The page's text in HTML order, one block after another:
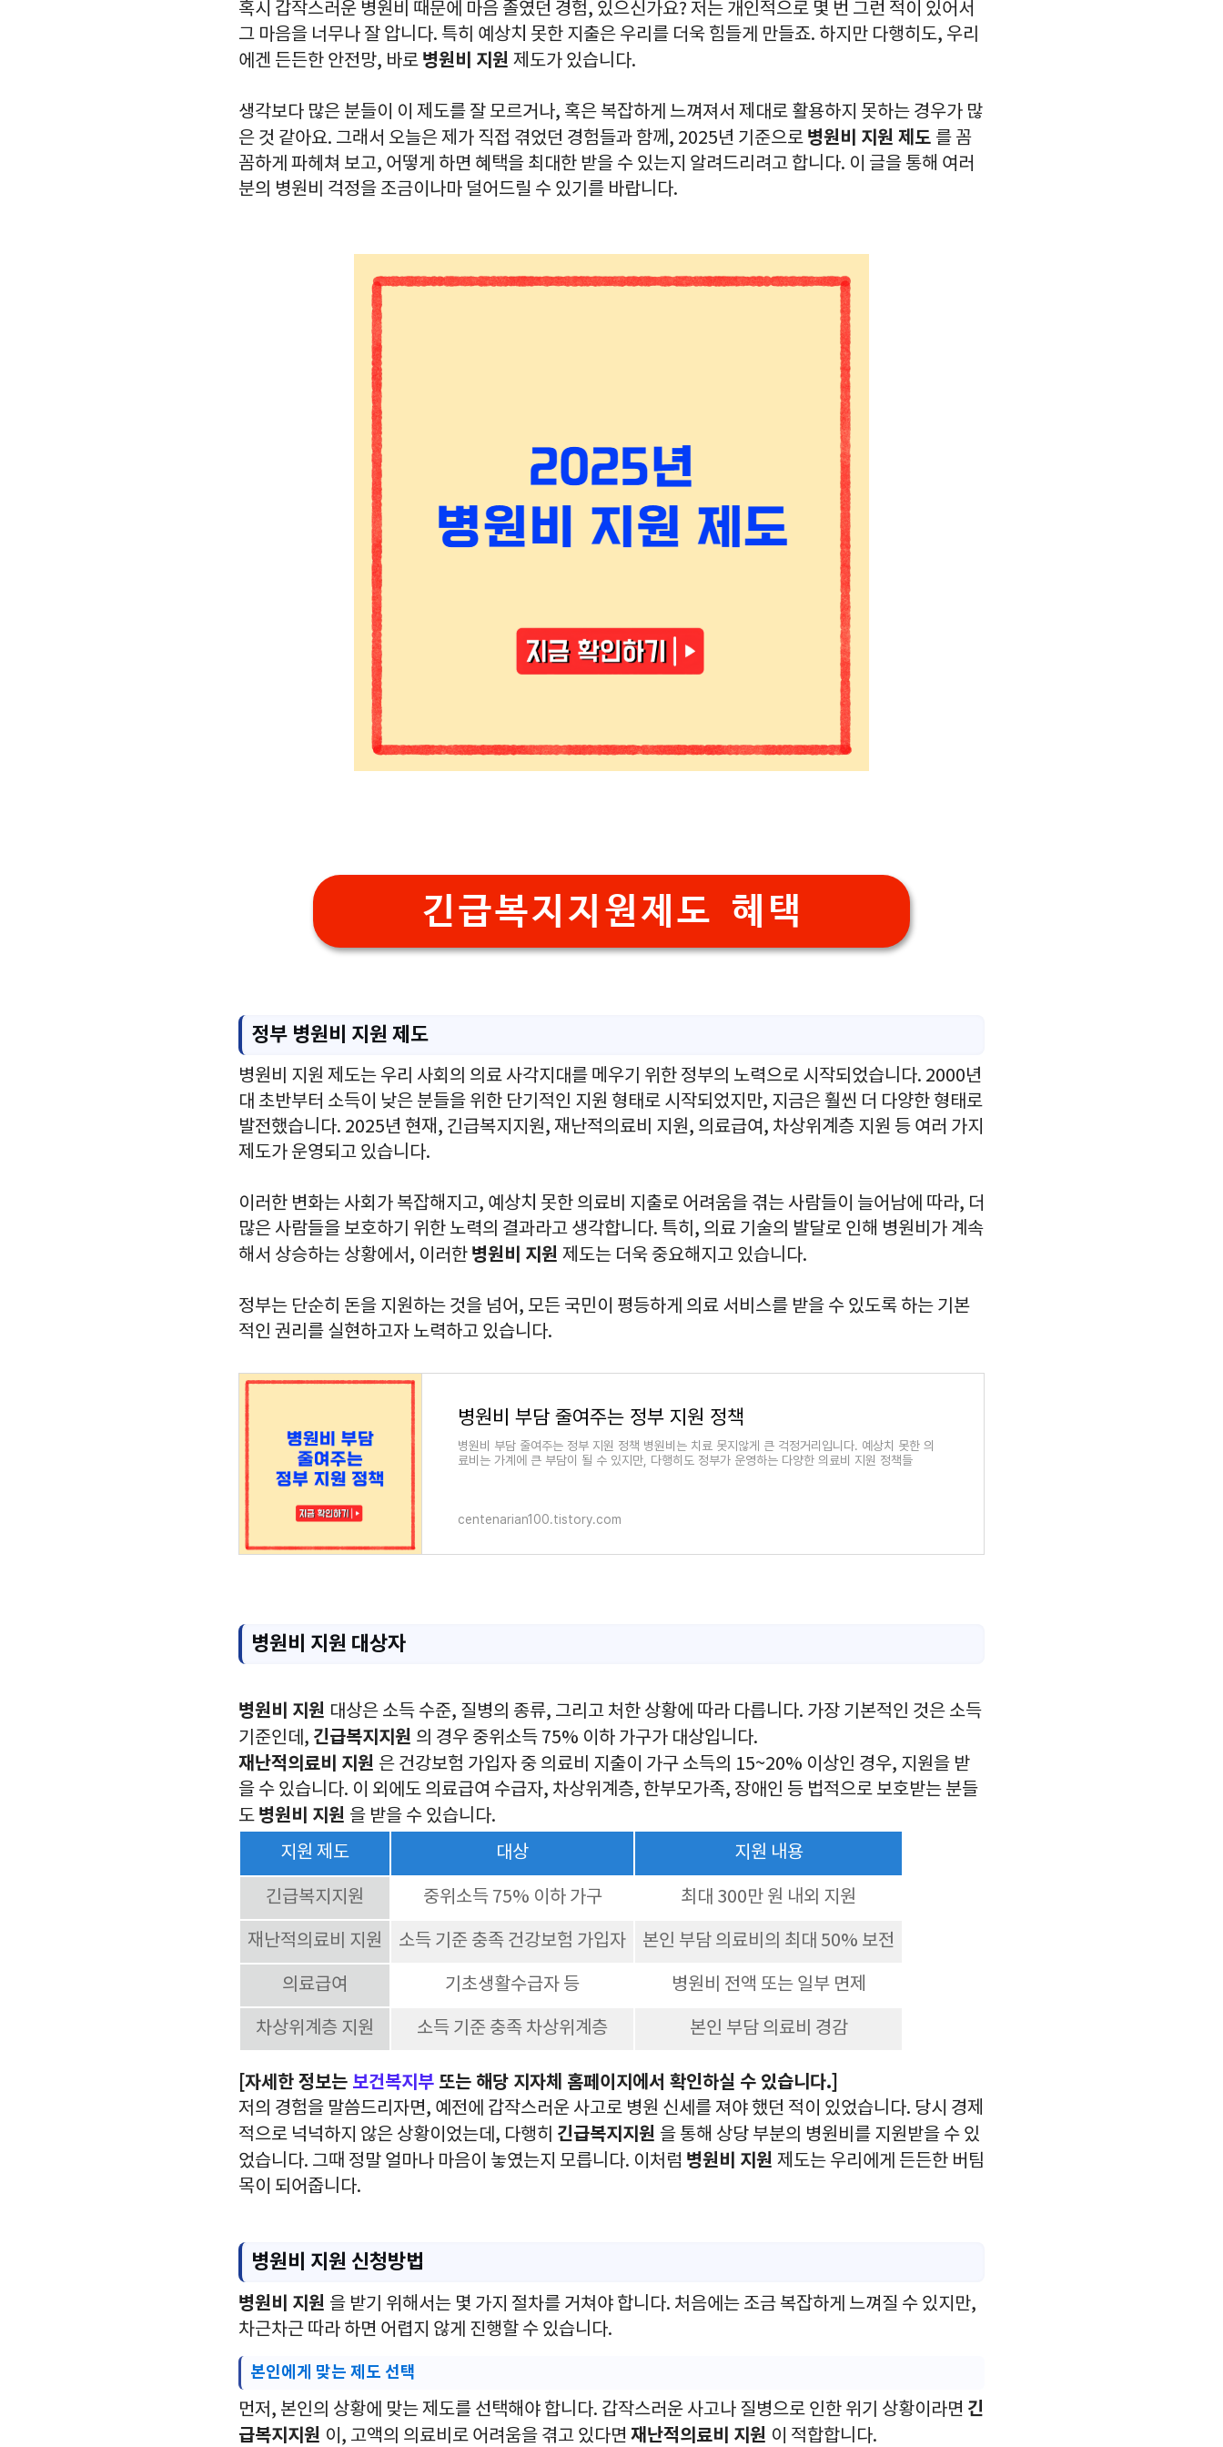
혹시 갑작스러운 병원비 때문에 마음 졸였던 경험, 있으신가요? 저는 개인적으로 몇 번 그런 적이 있어서
그 마음을 너무나 잘 압니다. 특히 예상치 못한 지출은 우리를 더욱 힘들게 만들죠. 하지만 다행히도, 우리
에겐 든든한 안전망, 바로 병원비 지원 제도가 있습니다.
생각보다 많은 분들이 이 제도를 잘 모르거나, 혹은 복잡하게 느껴져서 제대로 활용하지 못하는 경우가 많
은 것 같아요. 그래서 오늘은 제가 직접 겪었던 경험들과 함께, 2025년 기준으로 병원비 지원 제도 를 꼼
꼼하게 파헤쳐 보고, 어떻게 하면 혜택을 최대한 받을 수 있는지 알려드리려고 합니다. 이 글을 통해 여러
분의 병원비 걱정을 조금이나마 덜어드릴 수 있기를 바랍니다.
긴급복지지원제도 혜택
정부 병원비 지원 제도
병원비 지원 제도는 우리 사회의 의료 사각지대를 메우기 위한 정부의 노력으로 시작되었습니다. 2000년
대 초반부터 소득이 낮은 분들을 위한 단기적인 지원 형태로 시작되었지만, 지금은 훨씬 더 다양한 형태로
발전했습니다. 2025년 현재, 긴급복지지원, 재난적의료비 지원, 의료급여, 차상위계층 지원 등 여러 가지
제도가 운영되고 있습니다.
이러한 변화는 사회가 복잡해지고, 예상치 못한 의료비 지출로 어려움을 겪는 사람들이 늘어남에 따라, 더
많은 사람들을 보호하기 위한 노력의 결과라고 생각합니다. 특히, 의료 기술의 발달로 인해 병원비가 계속
해서 상승하는 상황에서, 이러한 병원비 지원 제도는 더욱 중요해지고 있습니다.
정부는 단순히 돈을 지원하는 것을 넘어, 모든 국민이 평등하게 의료 서비스를 받을 수 있도록 하는 기본
적인 권리를 실현하고자 노력하고 있습니다.
병원비 부담 줄여주는 정부 지원 정책
병원비 부담 줄여주는 정부 지원 정책 병원비는 치료 못지않게 큰 걱정거리입니다. 예상치 못한 의
료비는 가계에 큰 부담이 될 수 있지만, 다행히도 정부가 운영하는 다양한 의료비 지원 정책들
centenarian100.tistory.com
병원비 지원 대상자
병원비 지원 대상은 소득 수준, 질병의 종류, 그리고 처한 상황에 따라 다릅니다. 가장 기본적인 것은 소득
기준인데, 긴급복지지원 의 경우 중위소득 75% 이하 가구가 대상입니다.
재난적의료비 지원 은 건강보험 가입자 중 의료비 지출이 가구 소득의 15~20% 이상인 경우, 지원을 받
을 수 있습니다. 이 외에도 의료급여 수급자, 차상위계층, 한부모가족, 장애인 등 법적으로 보호받는 분들
도 병원비 지원 을 받을 수 있습니다.
지원 제도
대상 지원 내용
긴급복지지원 중위소득 75% 이하 가구 최대 300만 원 내외 지원
재난적의료비 지원 소득 기준 충족 건강보험 가입자 본인 부담 의료비의 최대 50% 보전
의료급여 기초생활수급자 등 병원비 전액 또는 일부 면제
차상위계층 지원 소득 기준 충족 차상위계층 본인 부담 의료비 경감
[자세한 정보는 보건복지부 또는 해당 지자체 홈페이지에서 확인하실 수 있습니다.]
저의 경험을 말씀드리자면, 예전에 갑작스러운 사고로 병원 신세를 져야 했던 적이 있었습니다. 당시 경제
적으로 넉넉하지 않은 상황이었는데, 다행히 긴급복지지원 을 통해 상당 부분의 병원비를 지원받을 수 있
었습니다. 그때 정말 얼마나 마음이 놓였는지 모릅니다. 이처럼 병원비 지원 제도는 우리에게 든든한 버팀
목이 되어줍니다.
병원비 지원 신청방법
병원비 지원 을 받기 위해서는 몇 가지 절차를 거쳐야 합니다. 처음에는 조금 복잡하게 느껴질 수 있지만,
차근차근 따라 하면 어렵지 않게 진행할 수 있습니다.
본인에게 맞는 제도 선택
먼저, 본인의 상황에 맞는 제도를 선택해야 합니다. 갑작스러운 사고나 질병으로 인한 위기 상황이라면 긴
급복지지원 이, 고액의 의료비로 어려움을 겪고 있다면 재난적의료비 지원 이 적합합니다.